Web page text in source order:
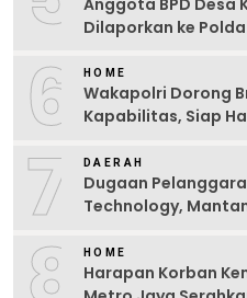
Dilaporkan ke Polda
6 HOME
Wakapolri Dorong
Kapabilitas, Siap
7 DAERAH
Dugaan
Technology,
HOME
Harapan Korban